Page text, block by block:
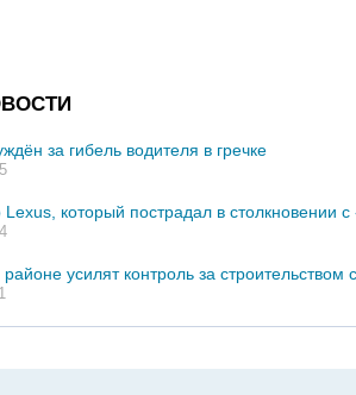
за гибель водителя в гречке
который пострадал в столкновении
усилят контроль за строительством